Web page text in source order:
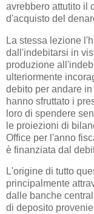
avrebbero attutito il
d'acquisto del
La stessa lezione
dall'indebitarsi in
produzione
ulteriormente
debito per andare
hanno sfruttato i
loro di spendere
le proiezioni di
Office per l'anno
è finanziata dal
L'origine di tutto
principalmente
dalle banche
di deposito